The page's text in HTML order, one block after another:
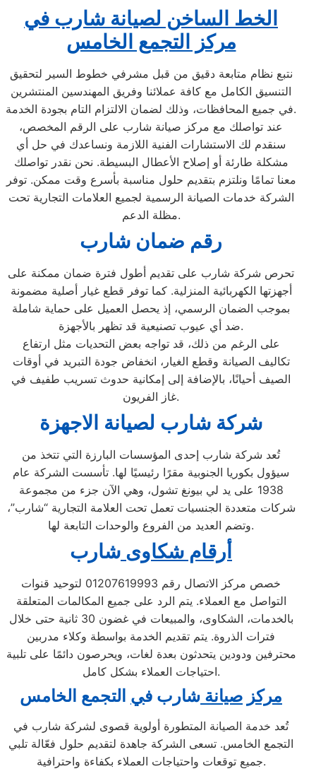
الخط الساخن لصيانة شارب في
مركز التجمع الخامس
نتبع نظام متابعة دقيق من قبل مشرفي خطوط السير لتحقيق
التنسيق الكامل مع كافة عملائنا وفريق المهندسين المنتشرين
في جميع المحافظات، وذلك لضمان الالتزام التام بجودة الخدمة.
عند تواصلك مع مركز صيانة شارب على الرقم المخصص،
سنقدم لك الاستشارات الفنية اللازمة ونساعدك في حل أي
مشكلة طارئة أو إصلاح الأعطال البسيطة. نحن نقدر تواصلك
معنا تمامًا ونلتزم بتقديم حلول مناسبة بأسرع وقت ممكن. توفر
الشركة خدمات الصيانة الرسمية لجميع العلامات التجارية تحت
مظلة الدعم.
رقم ضمان شارب
تحرص شركة شارب على تقديم أطول فترة ضمان ممكنة على
أجهزتها الكهربائية المنزلية. كما توفر قطع غيار أصلية مضمونة
بموجب الضمان الرسمي، إذ يحصل العميل على حماية شاملة
ضد أي عيوب تصنيعية قد تظهر بالأجهزة.
على الرغم من ذلك، قد تواجه بعض التحديات مثل ارتفاع
تكاليف الصيانة وقطع الغيار، انخفاض جودة التبريد في أوقات
الصيف أحيانًا، بالإضافة إلى إمكانية حدوث تسريب طفيف في
غاز الفريون.
شركة شارب لصيانة الاجهزة
تُعد شركة شارب إحدى المؤسسات البارزة التي تتخذ من
سيؤول بكوريا الجنوبية مقرًا رئيسيًا لها. تأسست الشركة عام
1938 على يد لي بيونغ تشول، وهي الآن جزء من مجموعة
شركات متعددة الجنسيات تعمل تحت العلامة التجارية “شارب”،
وتضم العديد من الفروع والوحدات التابعة لها.
أرقام شكاوى شارب
خصص مركز الاتصال رقم 01207619993 لتوحيد قنوات
التواصل مع العملاء. يتم الرد على جميع المكالمات المتعلقة
بالخدمات، الشكاوى، والمبيعات في غضون 30 ثانية حتى خلال
فترات الذروة. يتم تقديم الخدمة بواسطة وكلاء مدربين
محترفين ودودين يتحدثون بعدة لغات، ويحرصون دائمًا على تلبية
احتياجات العملاء بشكل كامل.
مركز صيانة شارب في التجمع الخامس
تُعد خدمة الصيانة المتطورة أولوية قصوى لشركة شارب في
التجمع الخامس. تسعى الشركة جاهدة لتقديم حلول فعّالة تلبي
جميع توقعات واحتياجات العملاء بكفاءة واحترافية.